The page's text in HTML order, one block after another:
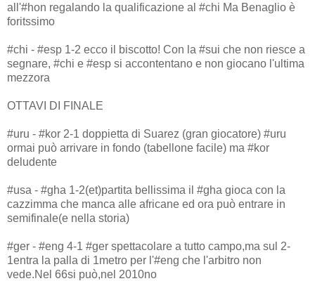
all'#hon regalando la qualificazione al #chi Ma Benaglio è
foritssimo
#chi - #esp 1-2 ecco il biscotto! Con la #sui che non riesce a
segnare, #chi e #esp si accontentano e non giocano l'ultima
mezzora
OTTAVI DI FINALE
#uru - #kor 2-1 doppietta di Suarez (gran giocatore) #uru
ormai può arrivare in fondo (tabellone facile) ma #kor
deludente
#usa - #gha 1-2(et)partita bellissima il #gha gioca con la
cazzimma che manca alle africane ed ora può entrare in
semifinale(e nella storia)
#ger - #eng 4-1 #ger spettacolare a tutto campo,ma sul 2-
1entra la palla di 1metro per l'#eng che l'arbitro non
vede.Nel 66si può,nel 2010no